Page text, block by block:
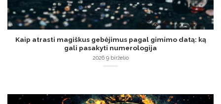
Kaip atrasti magiškus gebėjimus pagal gimimo datą: ką
gali pasakyti numerologija
2026 9 birželio